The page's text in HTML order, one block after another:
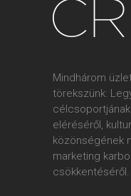
Mindhárom
törekszünk:
eléréséről,
közönségének
marketing
csökkentéséről.